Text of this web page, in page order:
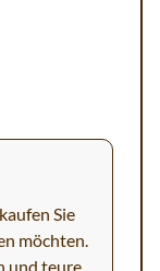
Sie
möchten.
und teure